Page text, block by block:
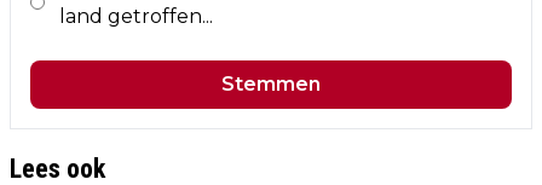
land getroffen...
Stemmen
Lees ook